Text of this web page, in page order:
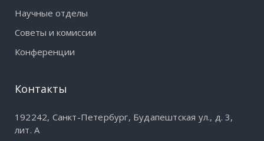
Научные отделы
Советы и комиссии
Конференции
Контакты
192242, Санкт-Петербург, Будапештская ул., д. 3,
лит. А